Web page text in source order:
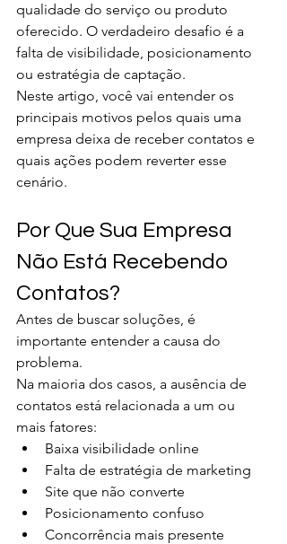
qualidade do serviço ou produto
oferecido. O verdadeiro desafio é a
falta de visibilidade, posicionamento
ou estratégia de captação.
Neste artigo, você vai entender os
principais motivos pelos quais uma
empresa deixa de receber contatos e
quais ações podem reverter esse
cenário.
Por Que Sua Empresa
Não Está Recebendo
Contatos?
Antes de buscar soluções, é
importante entender a causa do
problema.
Na maioria dos casos, a ausência de
contatos está relacionada a um ou
mais fatores:
Baixa visibilidade online
Falta de estratégia de marketing
Site que não converte
Posicionamento confuso
Concorrência mais presente